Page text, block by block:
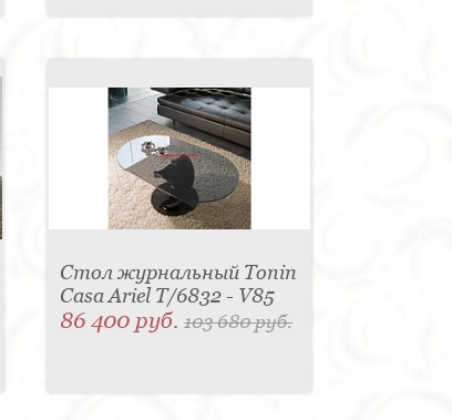
Стол журнальный Tonin
Casa Ariel T/6832 - V85
86 400 руб.103 680 руб.